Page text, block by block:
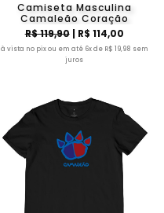
Camiseta Masculina
Camaleão Coração
R$ 119,90| R$ 114,00
à vista no pix ou em até 6x de R$ 19,98 sem
juros